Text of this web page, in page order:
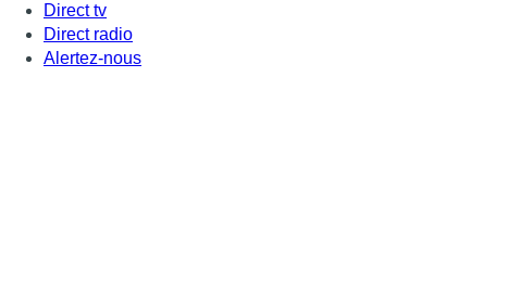
Direct tv
Direct radio
Alertez-nous